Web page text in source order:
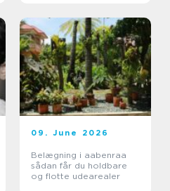
09. June 2026
Belægning i aabenraa
sådan får du holdbare
og flotte udearealer